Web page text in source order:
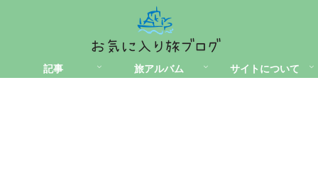
記事 旅アルバム サイトについて